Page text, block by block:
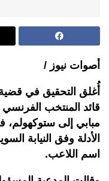
أصوات نيوز /
أُغلق التحقيق في
قائد المنتخب الفرنسي
مبابي إلى ستوكهولم،
الأدلة وفق النيابة
اسم اللاعب.